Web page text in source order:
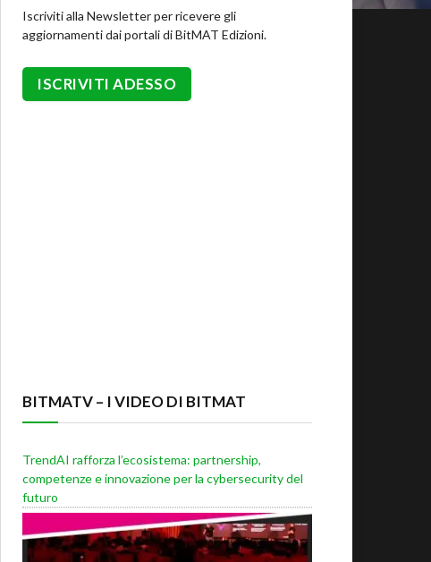
Iscriviti alla Newsletter per ricevere gli
aggiornamenti dai portali di BitMAT Edizioni.
BITMATV – I VIDEO DI BITMAT
TrendAI rafforza l’ecosistema: partnership,
competenze e innovazione per la cybersecurity del
futuro